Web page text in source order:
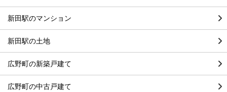
新田駅のマンション
新田駅の土地
広野町の新築戸建て
広野町の中古戸建て